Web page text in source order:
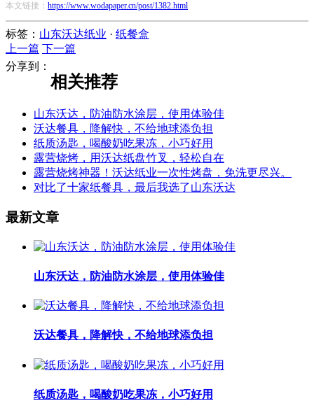
本文链接： https://www.wodapaper.cn/post/1382.html
标签： 山东沃达纸业 · 纸餐盒
上一篇 下一篇
分享到：
相关推荐
山东沃达，防油防水涂层，使用体验佳
沃达餐具，降解快，不给地球添负担
纸质汤匙，喝酸奶吃果冻，小巧好用
露营烧烤，用沃达纸盘竹叉，轻松自在
露营烧烤神器！沃达纸业一次性烤盘，免洗更尽兴。
对比了十家纸餐具，最后我选了山东沃达
最新文章
山东沃达，防油防水涂层，使用体验佳
沃达餐具，降解快，不给地球添负担
纸质汤匙，喝酸奶吃果冻，小巧好用